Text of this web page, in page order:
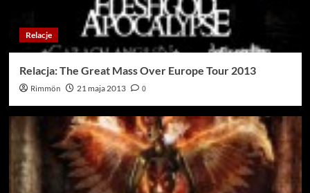
Relacje
Relacja: The Great Mass Over Europe Tour 2013
Rimmön 21 maja 2013 0